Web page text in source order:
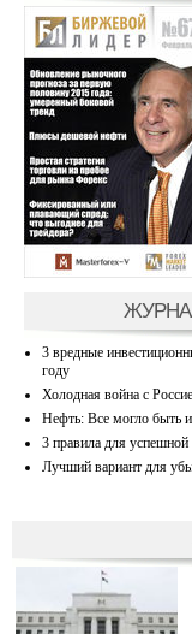
3 вредные
году
Холодная война с
Нефть: Все могло быть
3 правила для
Лучший вариант для